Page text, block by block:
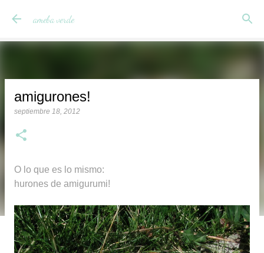
ameba verde
amigurones!
septiembre 18, 2012
O lo que es lo mismo:
hurones de amigurumi!